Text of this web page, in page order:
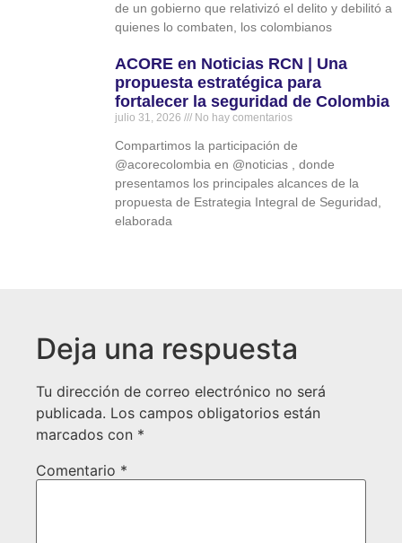
de un gobierno que relativizó el delito y debilitó a
quienes lo combaten, los colombianos
ACORE en Noticias RCN | Una
propuesta estratégica para
fortalecer la seguridad de Colombia
julio 31, 2026 No hay comentarios
Compartimos la participación de
‪@acorecolombia‬ en ‪@noticias‬ , donde
presentamos los principales alcances de la
propuesta de Estrategia Integral de Seguridad,
elaborada
Deja una respuesta
Tu dirección de correo electrónico no será
publicada. Los campos obligatorios están
marcados con *
Comentario *